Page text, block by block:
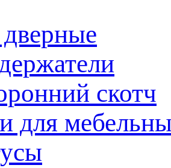
скотч
для